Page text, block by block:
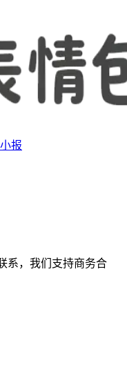
报
系，我们支持商务合